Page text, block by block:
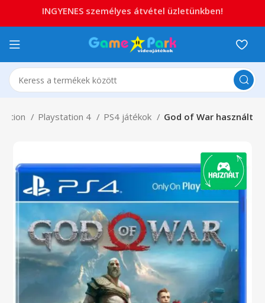
Playstation 4 PS4 játékok God of War használt
INGYENES személyes átvétel üzletünkben!